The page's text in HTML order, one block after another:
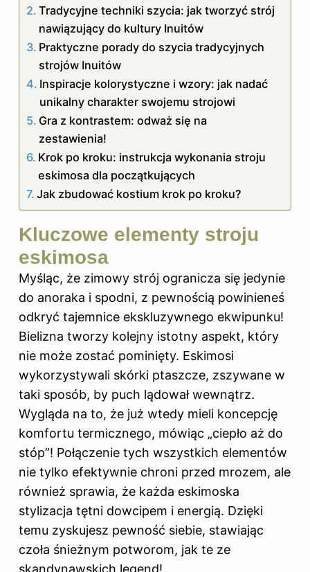
Tradycyjne techniki szycia: jak tworzyć strój
nawiązujący do kultury Inuitów
Praktyczne porady do szycia tradycyjnych
strojów Inuitów
Inspiracje kolorystyczne i wzory: jak nadać
unikalny charakter swojemu strojowi
Gra z kontrastem: odważ się na
zestawienia!
Krok po kroku: instrukcja wykonania stroju
eskimosa dla początkujących
Jak zbudować kostium krok po kroku?
Kluczowe elementy stroju
eskimosa
Myśląc, że zimowy strój ogranicza się jedynie
do anoraka i spodni, z pewnością powinieneś
odkryć tajemnice ekskluzywnego ekwipunku!
Bielizna tworzy kolejny istotny aspekt, który
nie może zostać pominięty. Eskimosi
wykorzystywali skórki ptaszcze, zszywane w
taki sposób, by puch lądował wewnątrz.
Wygląda na to, że już wtedy mieli koncepcję
komfortu termicznego, mówiąc „ciepło aż do
stóp”! Połączenie tych wszystkich elementów
nie tylko efektywnie chroni przed mrozem, ale
również sprawia, że każda eskimoska
stylizacja tętni dowcipem i energią. Dzięki
temu zyskujesz pewność siebie, stawiając
czoła śnieżnym potworom, jak te ze
skandynawskich legend!